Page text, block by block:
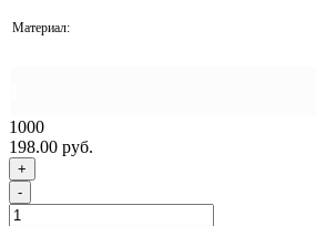
Материал:
1000
198.00 руб.
+
-